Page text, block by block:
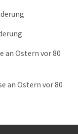
an Ostern vor 80
an Ostern vor 80